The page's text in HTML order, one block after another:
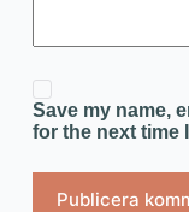
Save my name,
for the next time
Publicera